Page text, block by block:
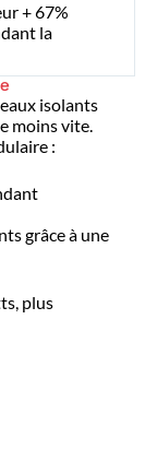
+ 67%
la
isolants
moins vite.
:
grâce à une
plus